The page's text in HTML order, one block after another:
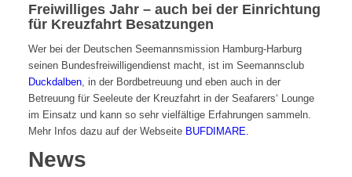
Freiwilliges Jahr – auch bei der Einrichtung
für Kreuzfahrt Besatzungen
Wer bei der Deutschen Seemannsmission Hamburg-Harburg
seinen Bundesfreiwilligendienst macht, ist im Seemannsclub
Duckdalben, in der Bordbetreuung und eben auch in der
Betreuung für Seeleute der Kreuzfahrt in der Seafarers‘ Lounge
im Einsatz und kann so sehr vielfältige Erfahrungen sammeln.
Mehr Infos dazu auf der Webseite BUFDIMARE.
News